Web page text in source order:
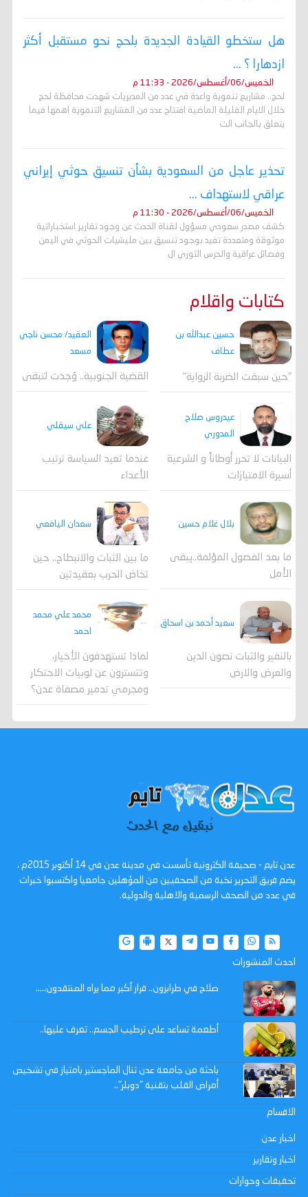
هل ستخطو القيادة الجديدة بلحج نحو مستقبل أكثر
ازدهارا ؟ ...
الخميس/06/أغسطس/2026 - 11:33 م
لحج.. مشاريع تنموية واعدة في عدد من المديريات شهدت محافظة لحج
خلال الايام القليلة الماضية افتتاح عدد من المشاريع التنموية اهمها فيما
يتعلق بالجانب الت
تحذير عاجل من السعودية بشأن تنسيق حوثي إيراني
عراقي لاستهداف ...
الخميس/06/أغسطس/2026 - 11:30 م
كشف مصدر سعودي مسؤول لقناة الحدث عن وجود تقارير استخباراتية
موثوقة ومتعددة تفيد بوجود تنسيق بين مليشيات الحوثي في اليمن
وفصائل عراقية والحرس الثوري ال
كتابات واقلام
حسين عبدالله بن
عطاف
"حين سبقت الضربة الرواية"
العقيد/ محسن ناجي
مسعد
القضية الجنوبية.. وُجدت لتبقى
عيدروس صلاح
المدوري
البيانات لا تحرر أوطاناً و الشرعية
أسيرة الامتيازات
علي سيقلي
عندما تعيد السياسة ترتيب
الأعداء
بلال غلام حسين
ما بعد الفصول المؤلمة..يبقى
الأمل
سعدان اليافعي
ما بين الثبات والانبطاح.. حين
تخاض الحرب بعقيدتين
سعيد أحمد بن اسحاق
بالنفير والثبات نصون الدين
والعرض والارض
محمد علي محمد
احمد
لماذا تستهدفون الأخيار،
وتتسترون عن لوبيات الاحتكار
ومجرمي تدمير مصفاة عدن؟
عدن تايم - صحيفة الكترونية تأسست في مدينة عدن في 14 أكتوبر 2015م ،
يضم فريق التحرير نخبة من الصحفيين من المؤهلين جامعيا واكتسبوا خبرات
في عدد من الصحف الرسمية والاهلية والدولية.
احدث المنشورات
صلاح في طرابزون.. قرار أكبر مما يراه المنتقدون…..
أطعمة تساعد على ترطيب الجسم.. تعرف عليها..
باحثة من جامعة عدن تنال الماجستير بامتياز في تشخيص
أمراض القلب بتقنية "دوبلر"..
الاقسام
اخبار عدن
اخبار وتقارير
تحقيقات وحوارات